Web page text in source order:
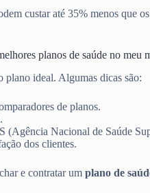
custar até 35% menos que
planos de saúde no meu
plano ideal. Algumas dicas são:
de planos.
(Agência Nacional de Saúde
dos clientes.
e contratar um plano de